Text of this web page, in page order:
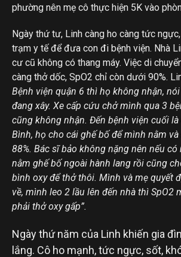
phường nên mẹ cô thực hiện 5K vào
Ngày thứ tư, Linh càng ho càng tức
trạm y tế để đưa con đi bệnh viện. Nhà
cư cũ không có thang máy. Việc di
càng thở dốc, SpO2 chỉ còn dưới 90%.
Bệnh viện quận 6 thì họ không nhận,
đang xây. Xe cấp cứu chở mình qua 3
cũng không nhận. Đến bệnh viện cuối là
Bình, họ cho cái ghế bố để mình nằm và
88%. Bác sĩ bảo không nặng nên nếu
nằm ghế bố ngoài hành lang rồi cũng
bình oxy để thở thôi. Mình và mẹ quyết
về, mình leo 2 lầu lên đến nhà thì SpO2
phải thở oxy gấp”.
Ngày thứ năm của Linh khiến gia
lắng. Cô ho mạnh, tức ngực, sốt,